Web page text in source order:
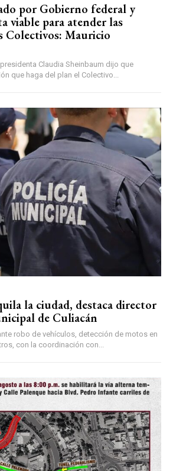
por Gobierno federal y
viable para atender las
Colectivos: Mauricio
Claudia Sheinbaum dijo que
que haga del plan el Colectivo...
la ciudad, destaca director
de Culiacán
robo de vehículos, detección de motos en
con la coordinación con...